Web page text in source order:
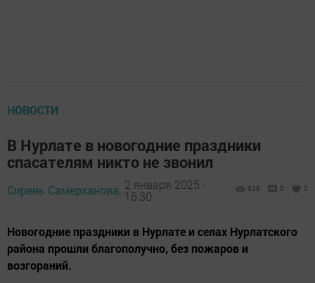
НОВОСТИ
В Нурлате в новогодние праздники
спасателям никто не звонил
Сирень Самерханова, 2 января 2025 -
16:30
638 0 0
Новогодние праздники в Нурлате и селах Нурлатского
района прошли благополучно, без пожаров и
возгораний.